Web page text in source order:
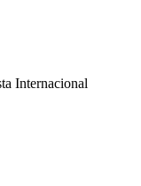
Internacional